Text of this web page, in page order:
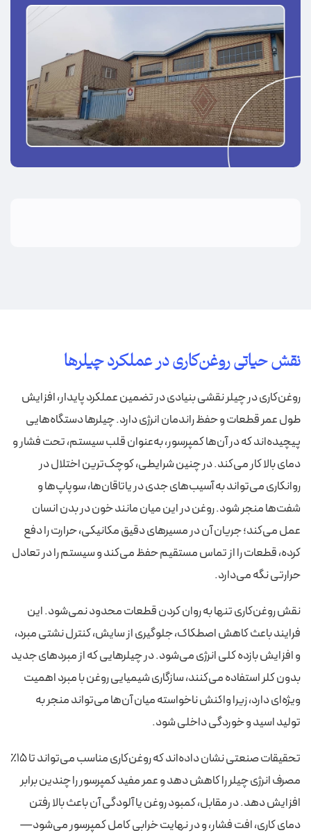
نقش حیاتی روغن‌کاری در عملکرد چیلرها
روغن‌کاری در چیلر نقشی بنیادی در تضمین عملکرد پایدار، افزایش
طول عمر قطعات و حفظ راندمان انرژی دارد. چیلرها دستگاه‌هایی
پیچیده‌اند که در آن‌ها کمپرسور، به‌عنوان قلب سیستم، تحت فشار و
دمای بالا کار می‌کند. در چنین شرایطی، کوچک‌ترین اختلال در
روانکاری می‌تواند به آسیب‌های جدی در یاتاقان‌ها، سوپاپ‌ها و
شفت‌ها منجر شود. روغن در این میان مانند خون در بدن انسان
عمل می‌کند؛ جریان آن در مسیرهای دقیق مکانیکی، حرارت را دفع
کرده، قطعات را از تماس مستقیم حفظ می‌کند و سیستم را در تعادل
حرارتی نگه می‌دارد.
نقش روغن‌کاری تنها به روان کردن قطعات محدود نمی‌شود. این
فرایند باعث کاهش اصطکاک، جلوگیری از سایش، کنترل نشتی مبرد،
و افزایش بازده کلی انرژی می‌شود. در چیلرهایی که از مبردهای جدید
بدون کلر استفاده می‌کنند، سازگاری شیمیایی روغن با مبرد اهمیت
ویژه‌ای دارد، زیرا واکنش ناخواسته میان آن‌ها می‌تواند منجر به
تولید اسید و خوردگی داخلی شود.
تحقیقات صنعتی نشان داده‌اند که روغن‌کاری مناسب می‌تواند تا ۱۵٪
مصرف انرژی چیلر را کاهش دهد و عمر مفید کمپرسور را چندین برابر
افزایش دهد. در مقابل، کمبود روغن یا آلودگی آن باعث بالا رفتن
دمای کاری، افت فشار، و در نهایت خرابی کامل کمپرسور می‌شود—